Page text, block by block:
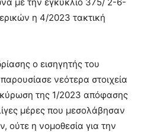
η 4/2023 τακτική
ο εισηγητής του
νεότερα στοιχεία
της 1/2023 απόφασης
μέρες που μεσολάβησαν
ούτε η νομοθεσία για την